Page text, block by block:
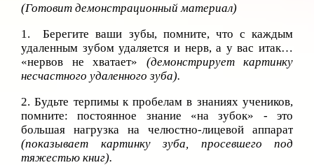
(Готовит демонстрационный материал)
1. Берегите ваши зубы, помните, что с каждым
удаленным зубом удаляется и нерв, а у вас итак…
«нервов не хватает» (демонстрирует картинку
несчастного удаленного зуба).
2. Будьте терпимы к пробелам в знаниях учеников,
помните: постоянное знание «на зубок» - это
большая нагрузка на челюстно-лицевой аппарат
(показывает картинку зуба, просевшего под
тяжестью книг).